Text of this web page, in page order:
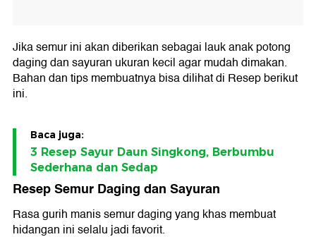
Jika semur ini akan diberikan sebagai lauk anak potong
daging dan sayuran ukuran kecil agar mudah dimakan.
Bahan dan tips membuatnya bisa dilihat di Resep berikut
ini.
Baca juga:
3 Resep Sayur Daun Singkong, Berbumbu
Sederhana dan Sedap
Resep Semur Daging dan Sayuran
Rasa gurih manis semur daging yang khas membuat
hidangan ini selalu jadi favorit.